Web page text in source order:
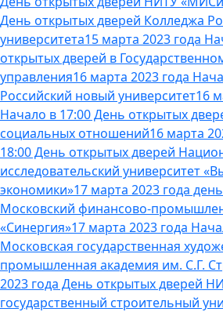
День открытых дверей Колледжа
университета15 марта 2023 года
открытых дверей в
управления16 марта 2023 года
Российский новый университет16
Начало в 17:00 День открытых
социальных отношений16 марта
18:00 День открытых дверей
исследовательский университет
экономики»17 марта 2023 года
Московский финансово-
«Синергия»17 марта 2023 года
Московская государственная
промышленная академия им. С.Г.
2023 года День открытых дверей
государственный строительный